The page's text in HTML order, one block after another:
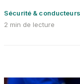
Sécurité & conducteurs
2 min de lecture